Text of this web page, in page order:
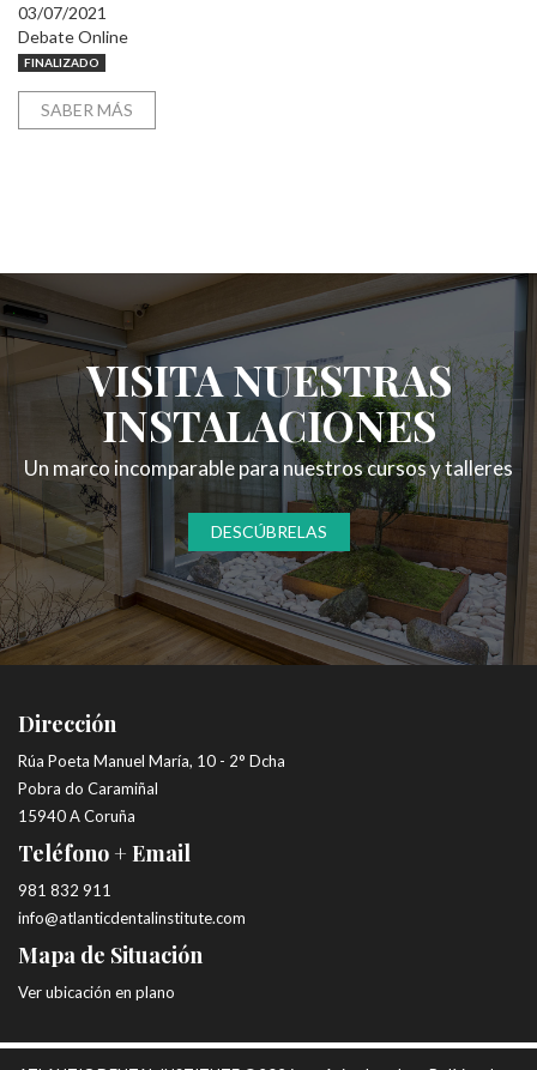
03/07/2021
Debate Online
FINALIZADO
SABER MÁS
VISITA NUESTRAS
INSTALACIONES
Un marco incomparable para nuestros cursos y talleres
DESCÚBRELAS
Dirección
Rúa Poeta Manuel María, 10 - 2° Dcha
Pobra do Caramiñal
15940 A Coruña
Teléfono + Email
981 832 911
info@atlanticdentalinstitute.com
Mapa de Situación
Ver ubicación en plano